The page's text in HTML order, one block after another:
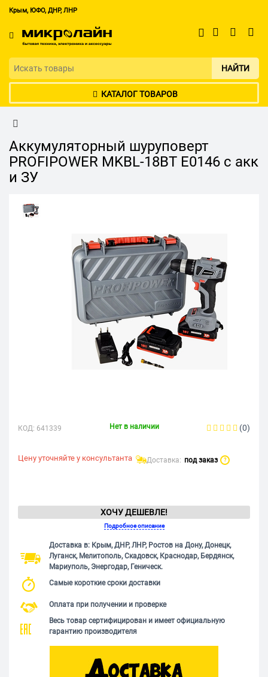
Крым, ЮФО, ДНР, ЛНР
НАЙТИ
КАТАЛОГ ТОВАРОВ
Аккумуляторный шуруповерт
PROFIPOWER MKBL-18BT E0146 с акк
и ЗУ
КОД: 641339 Нет в наличии (0)
Цену уточняйте у консультанта Доставка: под заказ ?
ХОЧУ ДЕШЕВЛЕ!
Подробное описание
Доставка в: Крым, ДНР, ЛНР, Ростов на Дону, Донецк,
Луганск, Мелитополь, Скадовск, Краснодар, Бердянск,
Мариуполь, Энергодар, Геническ.
Самые короткие сроки доставки
Оплата при получении и проверке
Весь товар сертифицирован и имеет официальную
гарантию производителя